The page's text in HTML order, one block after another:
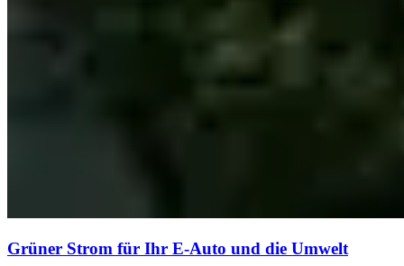
Grüner Strom für Ihr E-Auto und die Umwelt